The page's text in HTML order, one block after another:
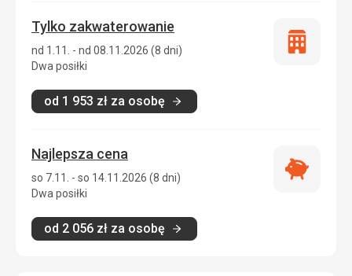
Tylko zakwaterowanie
nd 1.11. - nd 08.11.2026 (8 dni)
Dwa posiłki
od 1 953 zł za osobę
Tylko
Najlepsza cena
so 7.11. - so 14.11.2026 (8 dni)
Dwa posiłki
od 2 056 zł za osobę
Najlepsza